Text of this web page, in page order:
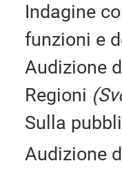
Indagine
funzioni e
Audizione
Regioni
Sulla
Audizione